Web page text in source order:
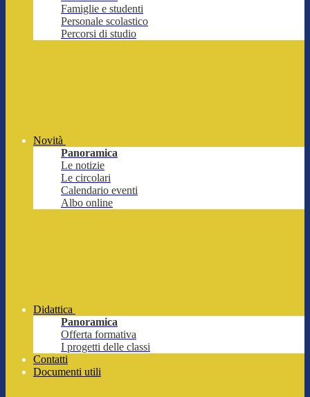
Famiglie e studenti
Personale scolastico
Percorsi di studio
Novità
Panoramica
Le notizie
Le circolari
Calendario eventi
Albo online
Didattica
Panoramica
Offerta formativa
I progetti delle classi
Contatti
Documenti utili